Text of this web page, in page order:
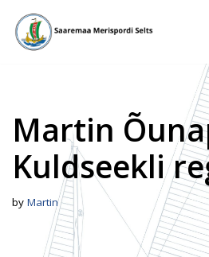
Skip
Martin
Kuldseekli
by Martin